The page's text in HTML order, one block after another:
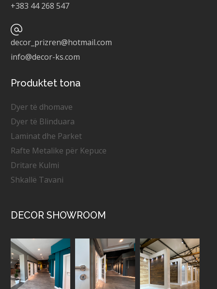
+383 44 268 547
decor_prizren@hotmail.com
info@decor-ks.com
Produktet tona
Dyer të dhomave
Dyer të Blinduara
Laminat dhe Parket
Rafte Metalike për Kepuce
Dritare Kulmi
Shkallë Tavani
DECOR SHOWROOM